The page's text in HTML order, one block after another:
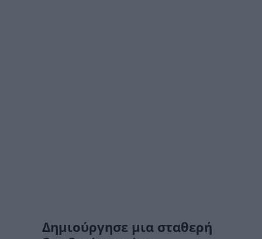
Δημιούργησε μια σταθερή